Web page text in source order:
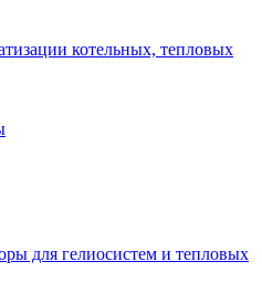
котельных, тепловых
для гелиосистем и тепловых